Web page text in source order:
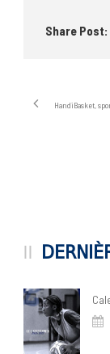
Share Post:
HandiBasket,